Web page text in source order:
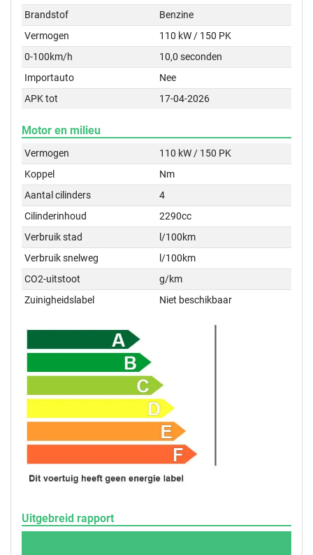
Brandstof
Benzine
Vermogen
110 kW / 150 PK
0-100km/h
10,0 seconden
Importauto
Nee
APK tot
17-04-2026
Motor en milieu
Vermogen
110 kW / 150 PK
Koppel
Nm
Aantal cilinders
4
Cilinderinhoud
2290cc
Verbruik stad
l/100km
Verbruik snelweg
l/100km
CO2-uitstoot
g/km
Zuinigheidslabel
Niet beschikbaar
Uitgebreid rapport